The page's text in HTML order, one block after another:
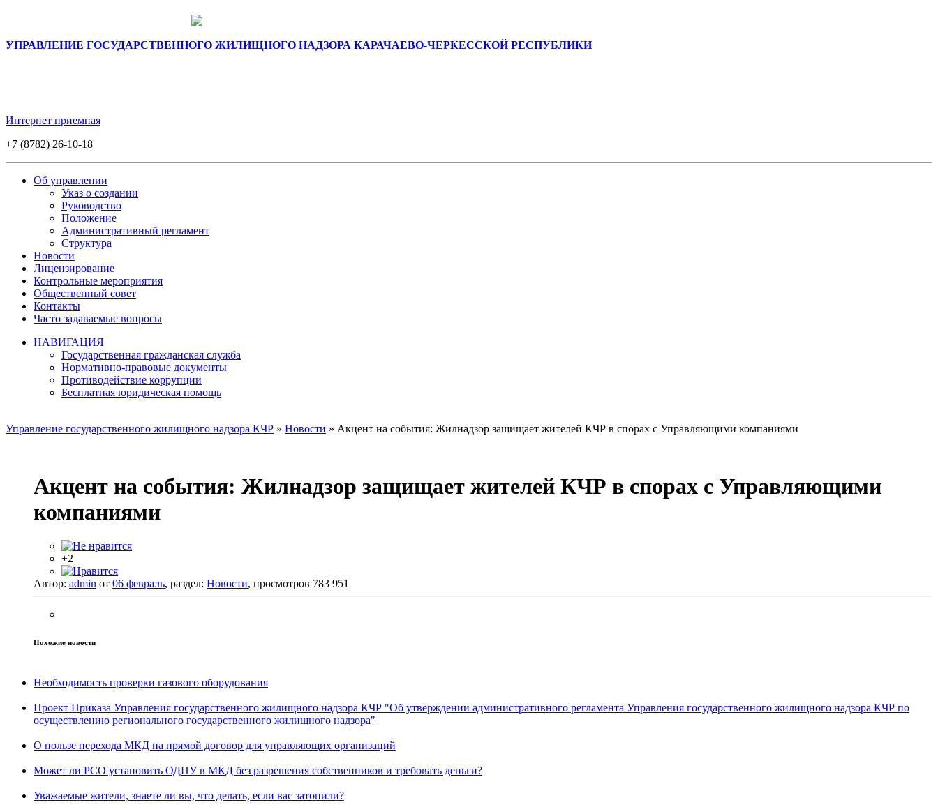
УПРАВЛЕНИЕ ГОСУДАРСТВЕННОГО ЖИЛИЩНОГО НАДЗОРА КАРАЧАЕВО-ЧЕРКЕССКОЙ РЕСПУБЛИКИ
Интернет приемная
+7 (8782) 26-10-18
Об управлении
Указ о создании
Руководство
Положение
Административный регламент
Структура
Новости
Лицензирование
Контрольные мероприятия
Общественный совет
Контакты
Часто задаваемые вопросы
НАВИГАЦИЯ
Государственная гражданская служба
Нормативно-правовые документы
Противодействие коррупции
Бесплатная юридическая помощь
Управление государственного жилищного надзора КЧР » Новости » Акцент на события: Жилнадзор защищает жителей КЧР в спорах с Управляющими компаниями
Акцент на события: Жилнадзор защищает жителей КЧР в спорах с Управляющими
компаниями
+2
Автор: admin от 06 февраль, раздел: Новости, просмотров 783 951
Похожие новости
Необходимость проверки газового оборудования
Проект Приказа Управления государственного жилищного надзора КЧР "Об утверждении административного регламента Управления государственного жилищного надзора КЧР по
осуществлению регионального государственного жилищного надзора"
О пользе перехода МКД на прямой договор для управляющих организаций
Может ли РСО установить ОДПУ в МКД без разрешения собственников и требовать деньги?
Уважаемые жители, знаете ли вы, что делать, если вас затопили?